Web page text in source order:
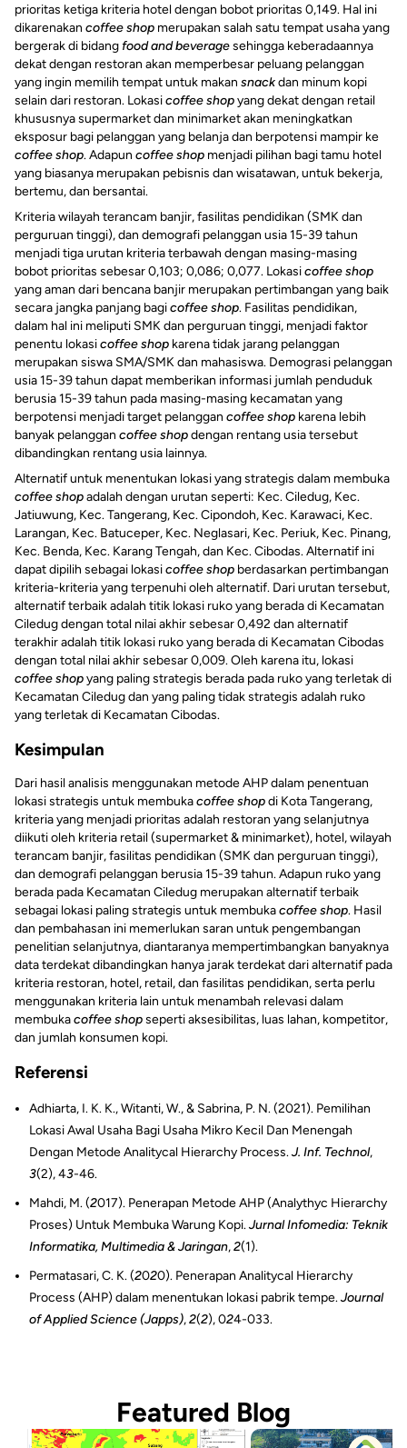
prioritas ketiga kriteria hotel dengan bobot prioritas 0,149. Hal ini
dikarenakan coffee shop merupakan salah satu tempat usaha yang
bergerak di bidangfood and beveragesehingga keberadaannya
dekat dengan restoran akan memperbesar peluang pelanggan
yang ingin memilih tempat untuk makan snackdan minum kopi
selain dari restoran. Lokasicoffee shopyang dekat dengan retail
khususnya supermarket dan minimarket akan meningkatkan
eksposur bagi pelanggan yang belanja dan berpotensi mampir ke
coffee shop. Adapun coffee shop menjadi pilihan bagi tamu hotel
yang biasanya merupakan pebisnis dan wisatawan, untuk bekerja,
bertemu, dan bersantai.
Kriteria wilayah terancam banjir, fasilitas pendidikan (SMK dan
perguruan tinggi), dan demografi pelanggan usia 15-39 tahun
menjadi tiga urutan kriteria terbawah dengan masing-masing
bobot prioritas sebesar 0,103; 0,086; 0,077. Lokasicoffee shop
yang aman dari bencana banjir merupakan pertimbangan yang baik
secara jangka panjang bagicoffee shop. Fasilitas pendidikan,
dalam hal ini meliputi SMK dan perguruan tinggi, menjadi faktor
penentu lokasicoffee shop karena tidak jarang pelanggan
merupakan siswa SMA/SMK dan mahasiswa. Demograsi pelanggan
usia 15-39 tahun dapat memberikan informasi jumlah penduduk
berusia 15-39 tahun pada masing-masing kecamatan yang
berpotensi menjadi target pelanggan coffee shop karena lebih
banyak pelanggan coffee shopdengan rentang usia tersebut
dibandingkan rentang usia lainnya.
Alternatif untuk menentukan lokasi yang strategis dalam membuka
coffee shopadalah dengan urutan seperti: Kec. Ciledug, Kec.
Jatiuwung, Kec. Tangerang, Kec. Cipondoh, Kec. Karawaci, Kec.
Larangan, Kec. Batuceper, Kec. Neglasari, Kec. Periuk, Kec. Pinang,
Kec. Benda, Kec. Karang Tengah, dan Kec. Cibodas. Alternatif ini
dapat dipilih sebagai lokasicoffee shop berdasarkan pertimbangan
kriteria-kriteria yang terpenuhi oleh alternatif. Dari urutan tersebut,
alternatif terbaikadalah titik lokasi ruko yang berada di Kecamatan
Ciledug dengan total nilai akhir sebesar 0,492 dan alternatif
terakhir adalah titik lokasi ruko yang berada di Kecamatan Cibodas
dengan total nilai akhir sebesar 0,009. Oleh karena itu, lokasi
coffee shopyang paling strategis berada pada ruko yang terletak di
Kecamatan Ciledug dan yang paling tidak strategis adalah ruko
yang terletak di Kecamatan Cibodas.
Kesimpulan
Dari hasil analisis menggunakan metode AHP dalam penentuan
lokasi strategis untuk membukacoffee shopdi Kota Tangerang,
kriteria yang menjadi prioritas adalah restoran yang selanjutnya
diikuti oleh kriteria retail (supermarket & minimarket), hotel, wilayah
terancam banjir, fasilitas pendidikan (SMK dan perguruan tinggi),
dan demografi pelanggan berusia 15-39 tahun. Adapun ruko yang
berada pada Kecamatan Ciledug merupakan alternatif terbaik
sebagai lokasi paling strategis untuk membukacoffee shop. Hasil
dan pembahasan ini memerlukan saran untuk pengembangan
penelitian selanjutnya, diantaranya mempertimbangkan banyaknya
data terdekat dibandingkan hanya jarak terdekat dari alternatif pada
kriteria restoran, hotel, retail, dan fasilitas pendidikan, serta perlu
menggunakan kriteria lain untuk menambah relevasi dalam
membukacoffee shopseperti aksesibilitas, luas lahan, kompetitor,
dan jumlah konsumen kopi.
Referensi
Adhiarta, I. K. K., Witanti, W., & Sabrina, P. N. (2021). Pemilihan
Lokasi Awal Usaha Bagi Usaha Mikro Kecil Dan Menengah
Dengan Metode Analitycal Hierarchy Process.J. Inf. Technol,
3(2), 43-46.
Mahdi, M. (2017). Penerapan Metode AHP (Analythyc Hierarchy
Proses) Untuk Membuka Warung Kopi.Jurnal Infomedia: Teknik
Informatika, Multimedia & Jaringan,2(1).
Permatasari, C. K. (2020). Penerapan Analitycal Hierarchy
Process (AHP) dalam menentukan lokasi pabrik tempe.Journal
of Applied Science (Japps),2(2), 024-033.
Featured Blog